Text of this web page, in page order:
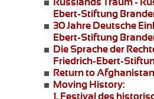
Ebert-Stiftung
30 Jahre Deutsche
Ebert-Stiftung
Die Sprache der
Friedrich-Ebert-
Return to Afghanistan
Moving History:
1. Festival des